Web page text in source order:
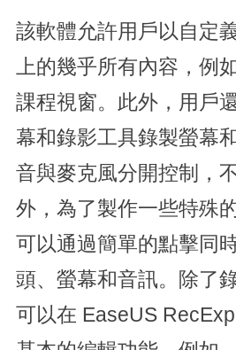
該軟體允許用戶以自定
上的幾乎所有內容，例
課程視窗。此外，用戶
幕和錄影工具錄製螢幕
音與麥克風分開控制，
外，為了製作一些特殊
可以通過簡單的點擊同
頭、螢幕和音訊。除了
可以在 EaseUS